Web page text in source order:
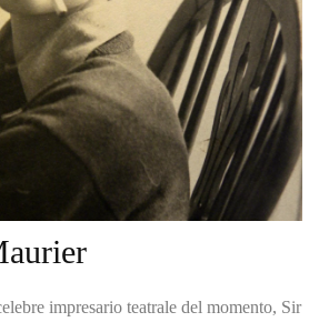
impresario teatrale del momento, Sir